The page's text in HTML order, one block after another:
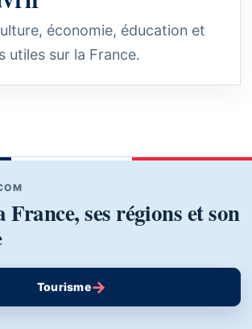
économie, éducation et
utiles sur la France.
ses régions et son
Tourisme→